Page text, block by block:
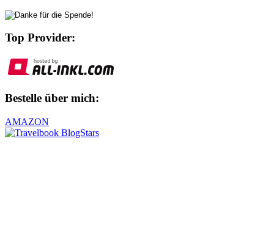
Top Provider:
Bestelle über mich:
AMAZON